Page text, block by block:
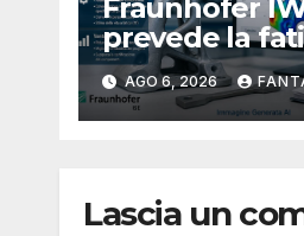
Fraunhofer
prevede la
dei
metallici
3D
AGO 6, 2026
Lascia un